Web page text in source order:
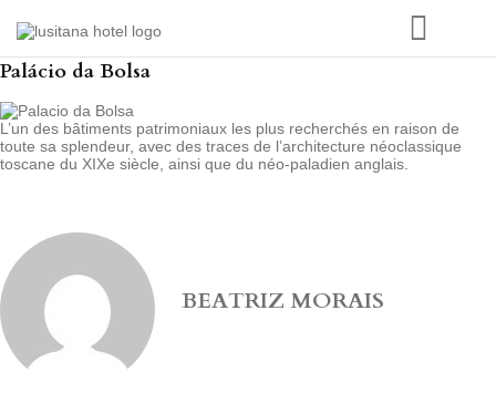
Palácio da Bolsa
L’un des bâtiments patrimoniaux les plus recherchés en raison de
toute sa splendeur, avec des traces de l’architecture néoclassique
toscane du XIXe siècle, ainsi que du néo-paladien anglais.
BEATRIZ MORAIS